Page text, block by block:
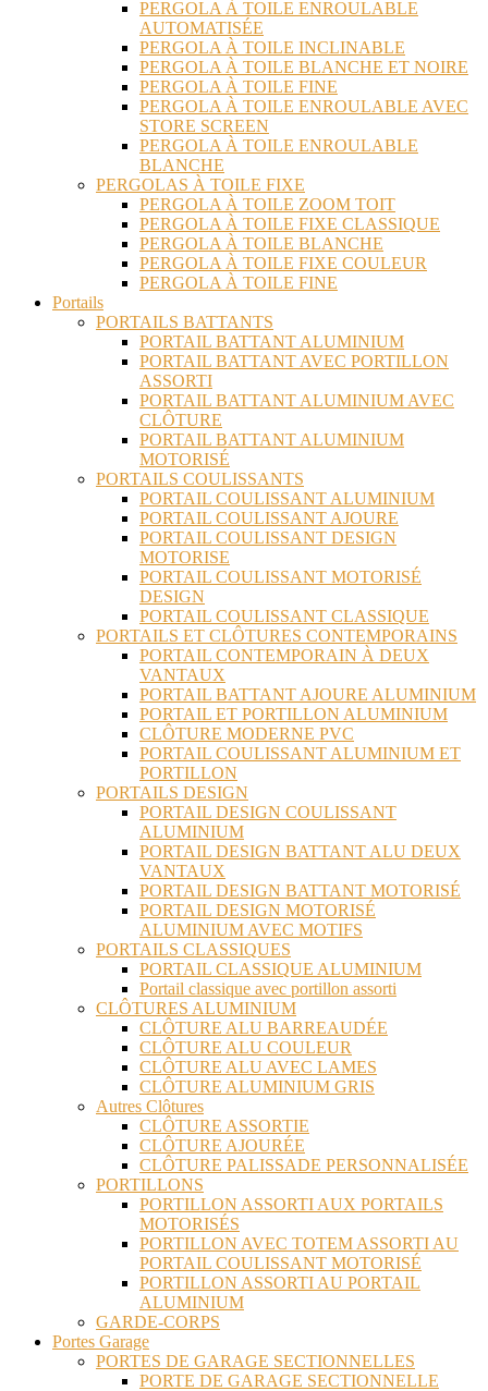
PERGOLA À TOILE ENROULABLE
AUTOMATISÉE
PERGOLA À TOILE INCLINABLE
PERGOLA À TOILE BLANCHE ET NOIRE
PERGOLA À TOILE FINE
PERGOLA À TOILE ENROULABLE AVEC
STORE SCREEN
PERGOLA À TOILE ENROULABLE
BLANCHE
PERGOLAS À TOILE FIXE
PERGOLA À TOILE ZOOM TOIT
PERGOLA À TOILE FIXE CLASSIQUE
PERGOLA À TOILE BLANCHE
PERGOLA À TOILE FIXE COULEUR
PERGOLA À TOILE FINE
Portails
PORTAILS BATTANTS
PORTAIL BATTANT ALUMINIUM
PORTAIL BATTANT AVEC PORTILLON
ASSORTI
PORTAIL BATTANT ALUMINIUM AVEC
CLÔTURE
PORTAIL BATTANT ALUMINIUM
MOTORISÉ
PORTAILS COULISSANTS
PORTAIL COULISSANT ALUMINIUM
PORTAIL COULISSANT AJOURE
PORTAIL COULISSANT DESIGN
MOTORISE
PORTAIL COULISSANT MOTORISÉ
DESIGN
PORTAIL COULISSANT CLASSIQUE
PORTAILS ET CLÔTURES CONTEMPORAINS
PORTAIL CONTEMPORAIN À DEUX
VANTAUX
PORTAIL BATTANT AJOURE ALUMINIUM
PORTAIL ET PORTILLON ALUMINIUM
CLÔTURE MODERNE PVC
PORTAIL COULISSANT ALUMINIUM ET
PORTILLON
PORTAILS DESIGN
PORTAIL DESIGN COULISSANT
ALUMINIUM
PORTAIL DESIGN BATTANT ALU DEUX
VANTAUX
PORTAIL DESIGN BATTANT MOTORISÉ
PORTAIL DESIGN MOTORISÉ
ALUMINIUM AVEC MOTIFS
PORTAILS CLASSIQUES
PORTAIL CLASSIQUE ALUMINIUM
Portail classique avec portillon assorti
CLÔTURES ALUMINIUM
CLÔTURE ALU BARREAUDÉE
CLÔTURE ALU COULEUR
CLÔTURE ALU AVEC LAMES
CLÔTURE ALUMINIUM GRIS
Autres Clôtures
CLÔTURE ASSORTIE
CLÔTURE AJOURÉE
CLÔTURE PALISSADE PERSONNALISÉE
PORTILLONS
PORTILLON ASSORTI AUX PORTAILS
MOTORISÉS
PORTILLON AVEC TOTEM ASSORTI AU
PORTAIL COULISSANT MOTORISÉ
PORTILLON ASSORTI AU PORTAIL
ALUMINIUM
GARDE-CORPS
Portes Garage
PORTES DE GARAGE SECTIONNELLES
PORTE DE GARAGE SECTIONNELLE